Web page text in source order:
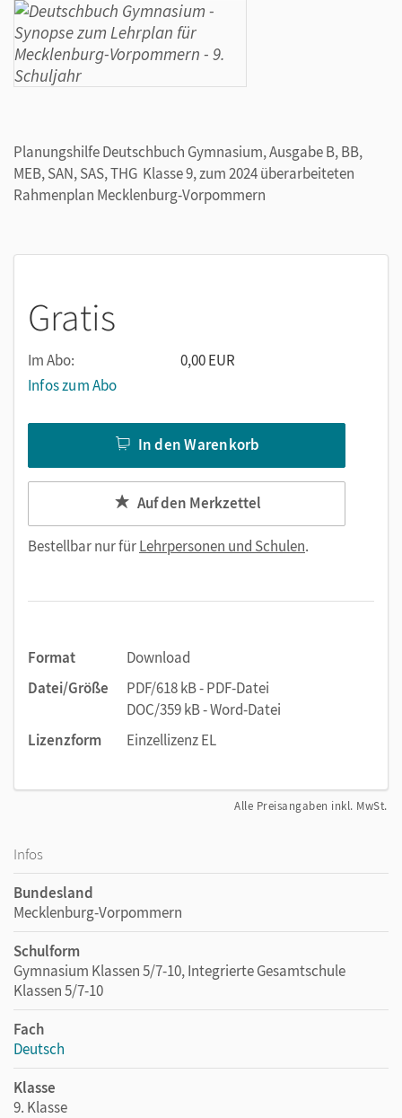
Planungshilfe Deutschbuch Gymnasium, Ausgabe B, BB,
MEB, SAN, SAS, THG Klasse 9, zum 2024 überarbeiteten
Rahmenplan Mecklenburg-Vorpommern
Gratis
Im Abo:
0,00 EUR
Infos zum Abo
In den Warenkorb
Auf den Merkzettel
Bestellbar nur fürLehrpersonen und Schulen.
Format
Download
Datei/Größe
PDF/618 kB - PDF-Datei
DOC/359 kB - Word-Datei
Lizenzform
Einzellizenz EL
Alle Preisangaben inkl. MwSt.
Infos
Bundesland
Mecklenburg-Vorpommern
Schulform
Gymnasium Klassen 5/7-10, Integrierte Gesamtschule
Klassen 5/7-10
Fach
Deutsch
Klasse
9. Klasse